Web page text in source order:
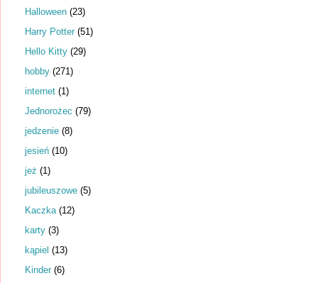
Halloween (23)
Harry Potter (51)
Hello Kitty (29)
hobby (271)
internet (1)
Jednorożec (79)
jedzenie (8)
jesień (10)
jeż (1)
jubileuszowe (5)
Kaczka (12)
karty (3)
kąpiel (13)
Kinder (6)